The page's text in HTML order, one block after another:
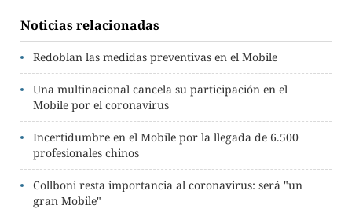
Noticias relacionadas
Redoblan las medidas preventivas en el Mobile
Una multinacional cancela su participación en el
Mobile por el coronavirus
Incertidumbre en el Mobile por la llegada de 6.500
profesionales chinos
Collboni resta importancia al coronavirus: será "un
gran Mobile"